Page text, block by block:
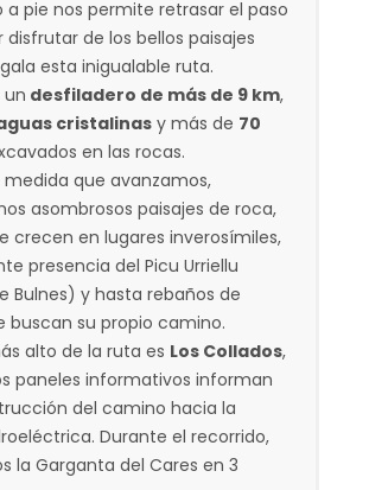
a pie nos permite retrasar el paso
disfrutar de los bellos paisajes
esta inigualable ruta.
un desfiladero de más de 9 km,
cristalinas y más de 70
en las rocas.
medida que avanzamos,
asombrosos paisajes de roca,
crecen en lugares inverosímiles,
presencia del Picu Urriellu
Bulnes) y hasta rebaños de
buscan su propio camino.
alto de la ruta es Los Collados,
paneles informativos informan
del camino hacia la
Durante el recorrido,
la Garganta del Cares en 3